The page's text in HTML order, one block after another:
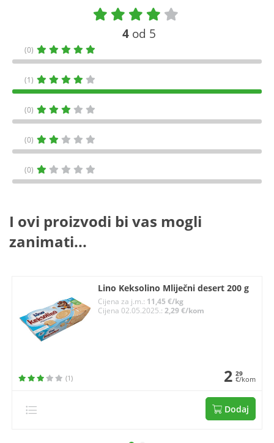
4 od 5
(0)
(1)
(0)
(0)
(0)
I ovi proizvodi bi vas mogli
zanimati...
Lino Keksolino Mliječni desert 200 g
Cijena za j.m.: 11,45 €/kg
Cijena 02.05.2025.:2,29 €/kom
(1) 2 29
€/kom
Dodaj